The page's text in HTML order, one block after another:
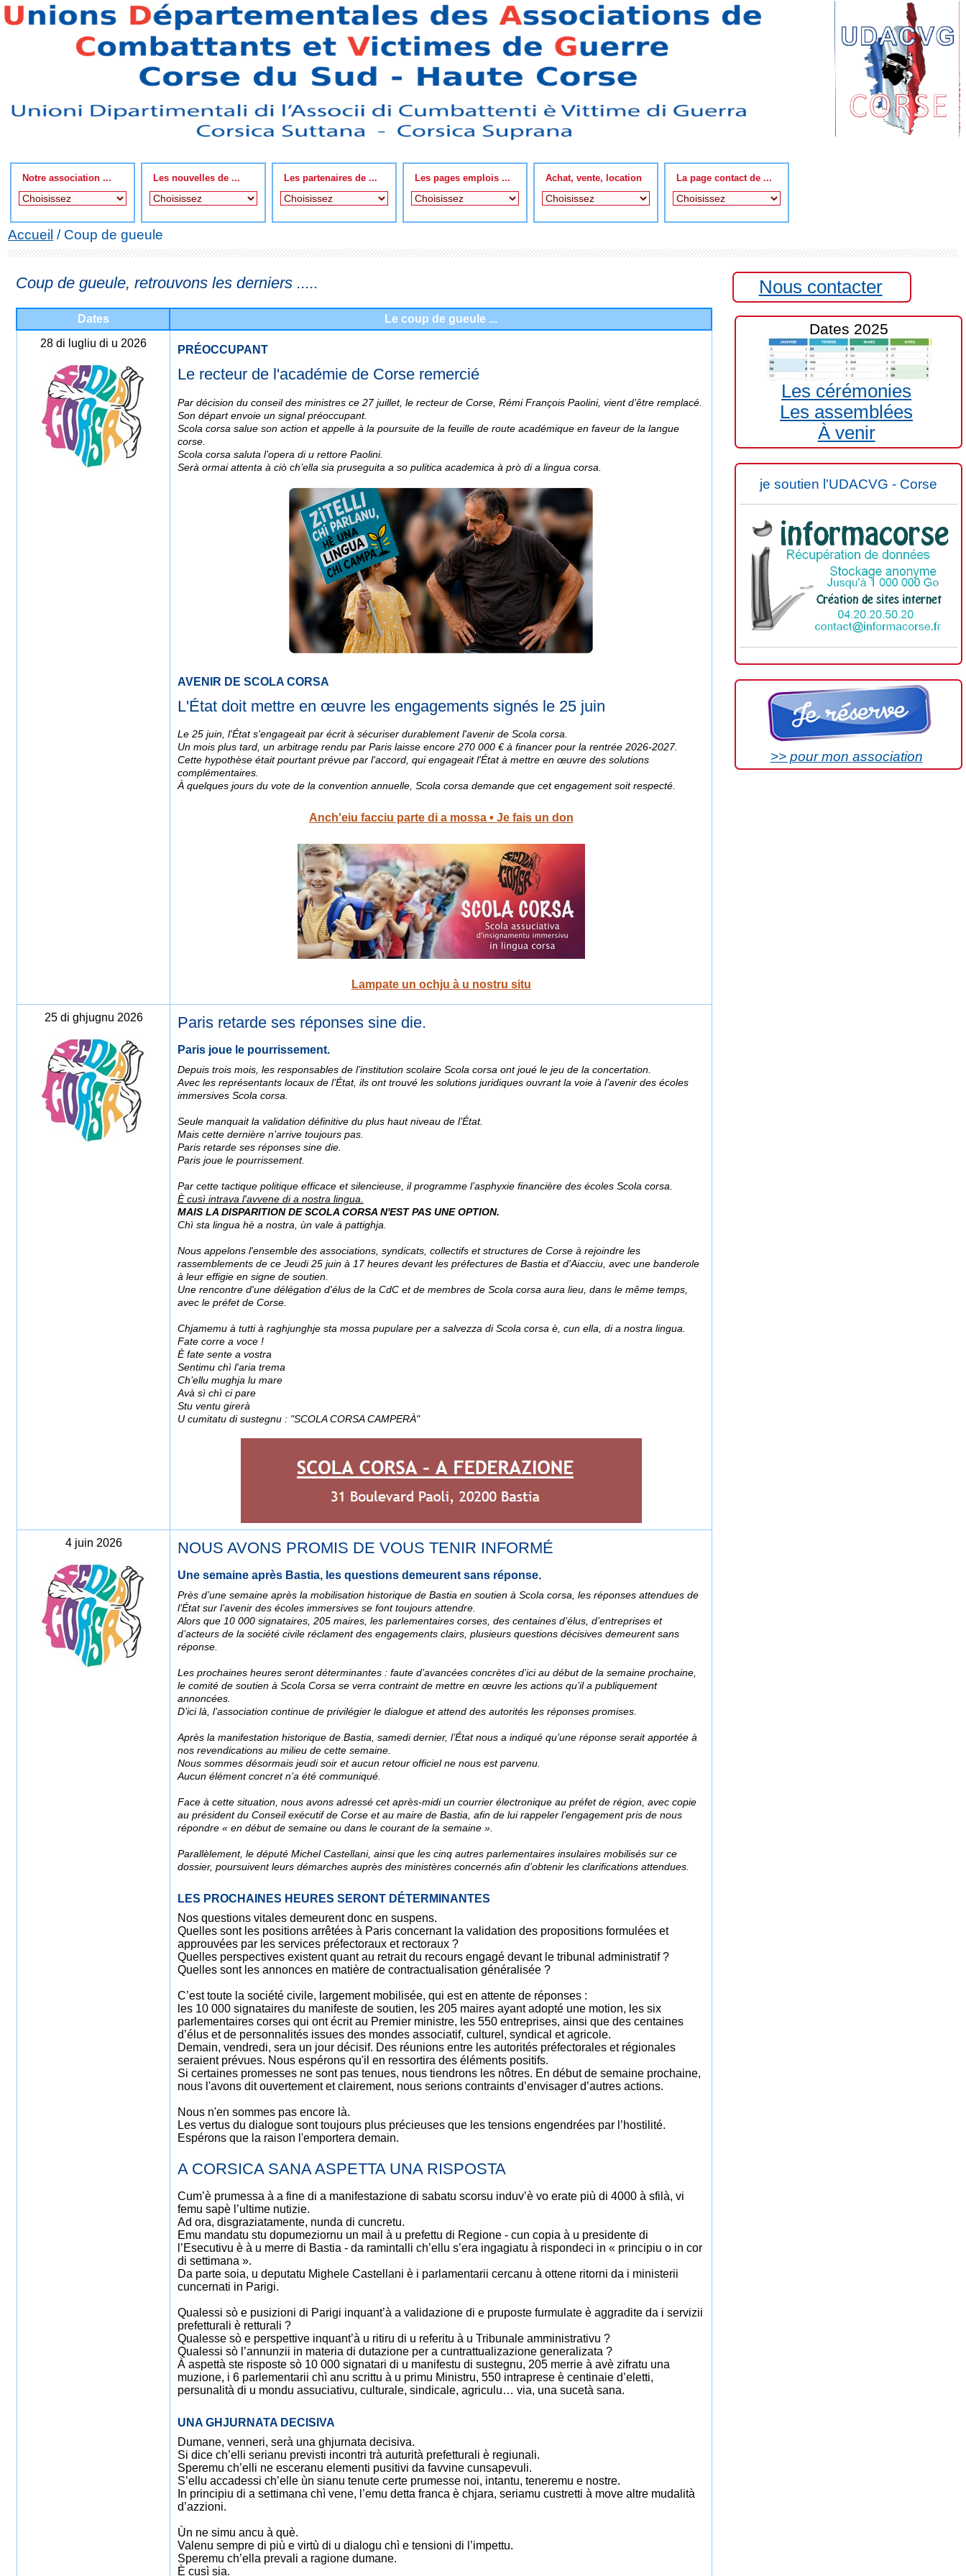
Notre association ... Les nouvelles de ... Les partenaires de ... Les pages emplois ... Achat, vente, location La page contact de ...
Accueil / Coup de gueule
Coup de gueule, retrouvons les derniers .....
Dates
Le coup de gueule ...
28 di lugliu di u 2026
PRÉOCCUPANT
Le recteur de l'académie de Corse remercié
Par décision du conseil des ministres ce 27 juillet, le recteur de Corse, Rémi François Paolini, vient d’être remplacé.
Son départ envoie un signal préoccupant.
Scola corsa salue son action et appelle à la poursuite de la feuille de route académique en faveur de la langue
corse.
Scola corsa saluta l’opera di u rettore Paolini.
Serà ormai attenta à ciò ch’ella sia pruseguita a so pulitica academica à prò di a lingua corsa.
AVENIR DE SCOLA CORSA
L'État doit mettre en œuvre les engagements signés le 25 juin
Le 25 juin, l'État s'engageait par écrit à sécuriser durablement l'avenir de Scola corsa.
Un mois plus tard, un arbitrage rendu par Paris laisse encore 270 000 € à financer pour la rentrée 2026-2027.
Cette hypothèse était pourtant prévue par l'accord, qui engageait l'État à mettre en œuvre des solutions
complémentaires.
À quelques jours du vote de la convention annuelle, Scola corsa demande que cet engagement soit respecté.
Anch'eiu facciu parte di a mossa • Je fais un don
Lampate un ochju à u nostru situ
25 di ghjugnu 2026 Paris retarde ses réponses sine die.
Paris joue le pourrissement.
Depuis trois mois, les responsables de l’institution scolaire Scola corsa ont joué le jeu de la concertation.
Avec les représentants locaux de l’État, ils ont trouvé les solutions juridiques ouvrant la voie à l’avenir des écoles
immersives Scola corsa.
Seule manquait la validation définitive du plus haut niveau de l’État.
Mais cette dernière n’arrive toujours pas.
Paris retarde ses réponses sine die.
Paris joue le pourrissement.
Par cette tactique politique efficace et silencieuse, il programme l’asphyxie financière des écoles Scola corsa.
È cusì intrava l'avvene di a nostra lingua.
MAIS LA DISPARITION DE SCOLA CORSA N'EST PAS UNE OPTION.
Chì sta lingua hè a nostra, ùn vale à pattighja.
Nous appelons l'ensemble des associations, syndicats, collectifs et structures de Corse à rejoindre les
rassemblements de ce Jeudi 25 juin à 17 heures devant les préfectures de Bastia et d'Aiacciu, avec une banderole
à leur effigie en signe de soutien.
Une rencontre d'une délégation d'élus de la CdC et de membres de Scola corsa aura lieu, dans le même temps,
avec le préfet de Corse.
Chjamemu à tutti à raghjunghje sta mossa pupulare per a salvezza di Scola corsa è, cun ella, di a nostra lingua.
Fate corre a voce !
È fate sente a vostra
Sentimu chì l'aria trema
Ch’ellu mughja lu mare
Avà sì chì ci pare
Stu ventu girerà
U cumitatu di sustegnu : "SCOLA CORSA CAMPERÀ"
4 juin 2026 NOUS AVONS PROMIS DE VOUS TENIR INFORMÉ
Une semaine après Bastia, les questions demeurent sans réponse.
Près d’une semaine après la mobilisation historique de Bastia en soutien à Scola corsa, les réponses attendues de
l’État sur l’avenir des écoles immersives se font toujours attendre.
Alors que 10 000 signataires, 205 maires, les parlementaires corses, des centaines d’élus, d’entreprises et
d’acteurs de la société civile réclament des engagements clairs, plusieurs questions décisives demeurent sans
réponse.
Les prochaines heures seront déterminantes : faute d’avancées concrètes d’ici au début de la semaine prochaine,
le comité de soutien à Scola Corsa se verra contraint de mettre en œuvre les actions qu’il a publiquement
annoncées.
D’ici là, l’association continue de privilégier le dialogue et attend des autorités les réponses promises.
Après la manifestation historique de Bastia, samedi dernier, l’État nous a indiqué qu’une réponse serait apportée à
nos revendications au milieu de cette semaine.
Nous sommes désormais jeudi soir et aucun retour officiel ne nous est parvenu.
Aucun élément concret n’a été communiqué.
Face à cette situation, nous avons adressé cet après-midi un courrier électronique au préfet de région, avec copie
au président du Conseil exécutif de Corse et au maire de Bastia, afin de lui rappeler l’engagement pris de nous
répondre « en début de semaine ou dans le courant de la semaine ».
Parallèlement, le député Michel Castellani, ainsi que les cinq autres parlementaires insulaires mobilisés sur ce
dossier, poursuivent leurs démarches auprès des ministères concernés afin d’obtenir les clarifications attendues.
LES PROCHAINES HEURES SERONT DÉTERMINANTES
Nos questions vitales demeurent donc en suspens.
Quelles sont les positions arrêtées à Paris concernant la validation des propositions formulées et
approuvées par les services préfectoraux et rectoraux ?
Quelles perspectives existent quant au retrait du recours engagé devant le tribunal administratif ?
Quelles sont les annonces en matière de contractualisation généralisée ?
C’est toute la société civile, largement mobilisée, qui est en attente de réponses :
les 10 000 signataires du manifeste de soutien, les 205 maires ayant adopté une motion, les six
parlementaires corses qui ont écrit au Premier ministre, les 550 entreprises, ainsi que des centaines
d’élus et de personnalités issues des mondes associatif, culturel, syndical et agricole.
Demain, vendredi, sera un jour décisif. Des réunions entre les autorités préfectorales et régionales
seraient prévues. Nous espérons qu'il en ressortira des éléments positifs.
Si certaines promesses ne sont pas tenues, nous tiendrons les nôtres. En début de semaine prochaine,
nous l'avons dit ouvertement et clairement, nous serions contraints d’envisager d’autres actions.
Nous n'en sommes pas encore là.
Les vertus du dialogue sont toujours plus précieuses que les tensions engendrées par l’hostilité.
Espérons que la raison l'emportera demain.
A CORSICA SANA ASPETTA UNA RISPOSTA
Cum’è prumessa à a fine di a manifestazione di sabatu scorsu induv’è vo erate più di 4000 à sfilà, vi
femu sapè l’ultime nutizie.
Ad ora, disgraziatamente, nunda di cuncretu.
Emu mandatu stu dopumeziornu un mail à u prefettu di Regione - cun copia à u presidente di
l’Esecutivu è à u merre di Bastia - da ramintalli ch’ellu s’era ingagiatu à rispondeci in « principiu o in cor
di settimana ».
Da parte soia, u deputatu Mighele Castellani è i parlamentarii cercanu à ottene ritorni da i ministerii
cuncernati in Parigi.
Qualessi sò e pusizioni di Parigi inquant’à a validazione di e pruposte furmulate è aggradite da i servizii
prefetturali è retturali ?
Qualesse sò e perspettive inquant’à u ritiru di u referitu à u Tribunale amministrativu ?
Qualessi sò l’annunzii in materia di dutazione per a cuntrattualizazione generalizata ?
À aspettà ste risposte sò 10 000 signatari di u manifestu di sustegnu, 205 merrie à avè zifratu una
muzione, i 6 parlementarii chì anu scrittu à u primu Ministru, 550 intraprese è centinaie d’eletti,
persunalità di u mondu assuciativu, culturale, sindicale, agriculu… via, una sucetà sana.
UNA GHJURNATA DECISIVA
Dumane, venneri, serà una ghjurnata decisiva.
Si dice ch’elli serianu previsti incontri trà auturità prefetturali è regiunali.
Speremu ch’elli ne esceranu elementi pusitivi da favvine cunsapevuli.
S’ellu accadessi ch’elle ùn sianu tenute certe prumesse noi, intantu, teneremu e nostre.
In principiu di a settimana chì vene, l’emu detta franca è chjara, seriamu custretti à move altre mudalità
d’azzioni.
Ùn ne simu ancu à què.
Valenu sempre di più e virtù di u dialogu chì e tensioni di l’impettu.
Speremu ch’ella prevali a ragione dumane.
È cusì sia.
Nous contacter
Dates 2025
Les cérémonies
Les assemblées
À venir
je soutien l'UDACVG - Corse
>> pour mon association